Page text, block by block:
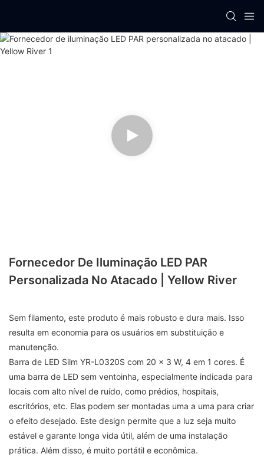
Fornecedor De Iluminação LED PAR
Personalizada No Atacado | Yellow River
Sem filamento, este produto é mais robusto e dura mais. Isso
resulta em economia para os usuários em substituição e
manutenção.
Barra de LED Silm YR-L0320S com 20 x 3 W, 4 em 1 cores. É
uma barra de LED sem ventoinha, especialmente indicada para
locais com alto nível de ruído, como prédios, hospitais,
escritórios, etc. Elas podem ser montadas uma a uma para criar
o efeito desejado. Este design permite que a luz seja muito
estável e garante longa vida útil, além de uma instalação
prática. Além disso, é muito portátil e econômica.